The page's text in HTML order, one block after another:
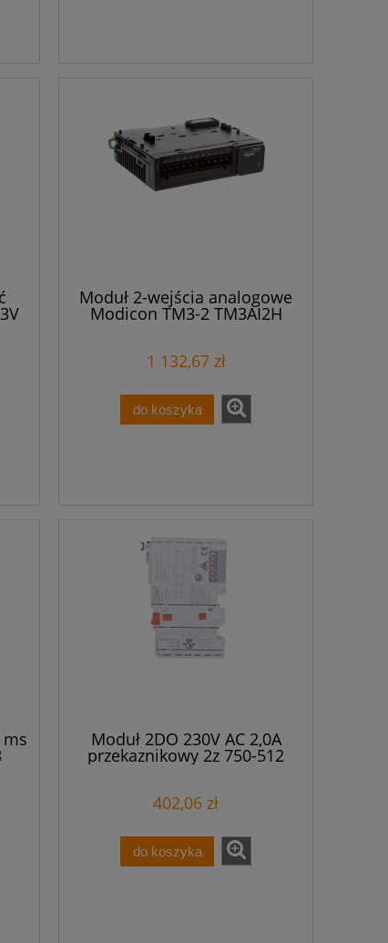
Moduł 2-wejścia analogowe
Modicon TM3-2 TM3AI2H
1 132,67 zł
do koszyka
ms Moduł 2DO 230V AC 2,0A
przekaznikowy 2z 750-512
402,06 zł
do koszyka